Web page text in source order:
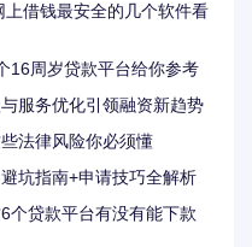
借钱最安全的几个软件看
16周岁贷款平台给你参考
服务优化引领融资新趋势
法律风险你必须懂
坑指南+申请技巧全解析
个贷款平台有没有能下款